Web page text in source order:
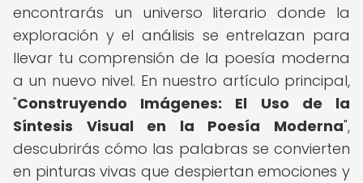
encontrarás un universo literario donde la
exploración y el análisis se entrelazan para
llevar tu comprensión de la poesía moderna
a un nuevo nivel. En nuestro artículo principal,
"Construyendo Imágenes: El Uso de la
Síntesis Visual en la Poesía Moderna",
descubrirás cómo las palabras se convierten
en pinturas vivas que despiertan emociones y